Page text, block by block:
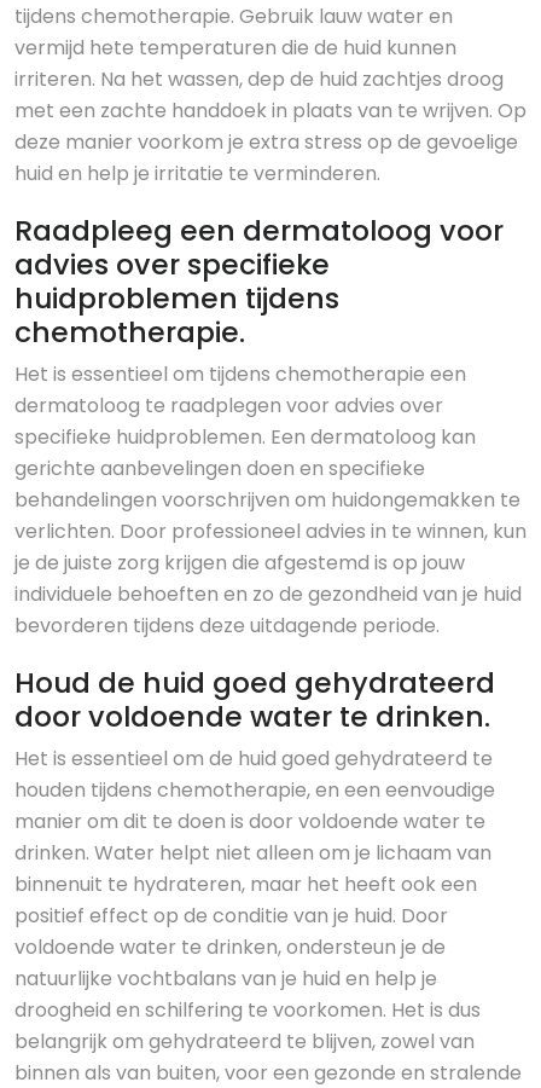
tijdens chemotherapie. Gebruik lauw water en
vermijd hete temperaturen die de huid kunnen
irriteren. Na het wassen, dep de huid zachtjes droog
met een zachte handdoek in plaats van te wrijven. Op
deze manier voorkom je extra stress op de gevoelige
huid en help je irritatie te verminderen.
Raadpleeg een dermatoloog voor
advies over specifieke
huidproblemen tijdens
chemotherapie.
Het is essentieel om tijdens chemotherapie een
dermatoloog te raadplegen voor advies over
specifieke huidproblemen. Een dermatoloog kan
gerichte aanbevelingen doen en specifieke
behandelingen voorschrijven om huidongemakken te
verlichten. Door professioneel advies in te winnen, kun
je de juiste zorg krijgen die afgestemd is op jouw
individuele behoeften en zo de gezondheid van je huid
bevorderen tijdens deze uitdagende periode.
Houd de huid goed gehydrateerd
door voldoende water te drinken.
Het is essentieel om de huid goed gehydrateerd te
houden tijdens chemotherapie, en een eenvoudige
manier om dit te doen is door voldoende water te
drinken. Water helpt niet alleen om je lichaam van
binnenuit te hydrateren, maar het heeft ook een
positief effect op de conditie van je huid. Door
voldoende water te drinken, ondersteun je de
natuurlijke vochtbalans van je huid en help je
droogheid en schilfering te voorkomen. Het is dus
belangrijk om gehydrateerd te blijven, zowel van
binnen als van buiten, voor een gezonde en stralende